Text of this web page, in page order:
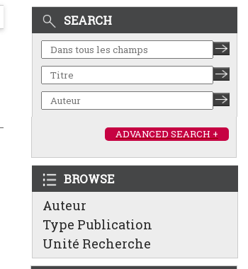
SEARCH
ADVANCED SEARCH +
BROWSE
Auteur
Type Publication
Unité Recherche